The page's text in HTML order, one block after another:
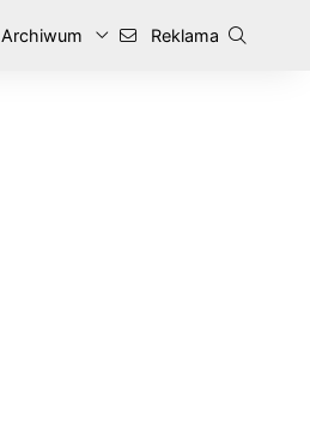
Archiwum Reklama